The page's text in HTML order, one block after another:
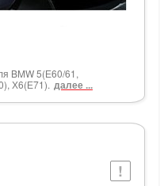
BMW 5(Е60/61,
Х6(Е71). далее ...